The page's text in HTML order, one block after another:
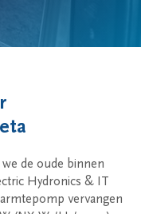
de oude binnen
Hydronics & IT
vervangen